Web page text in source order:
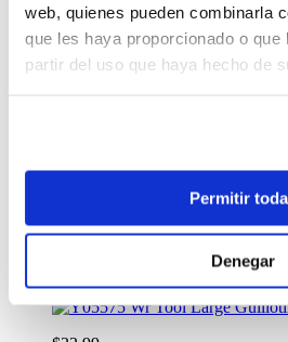
web, quienes pueden combinarla
que les haya proporcionado o que
partir del uso que haya hecho de
Permitir
Denegar
-
+
Lo quiero
% OFF
Lo quiero
Wr Tool Large